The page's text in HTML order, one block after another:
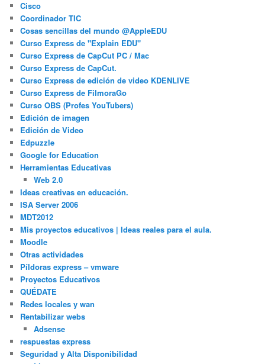
Cisco
Coordinador TIC
Cosas sencillas del mundo @AppleEDU
Curso Express de "Explain EDU"
Curso Express de CapCut PC / Mac
Curso Express de CapCut.
Curso Express de edición de video KDENLIVE
Curso Express de FilmoraGo
Curso OBS (Profes YouTubers)
Edición de imagen
Edición de Video
Edpuzzle
Google for Education
Herramientas Educativas
Web 2.0
Ideas creativas en educación.
ISA Server 2006
MDT2012
Mis proyectos educativos | Ideas reales para el aula.
Moodle
Otras actividades
Píldoras express – vmware
Proyectos Educativos
QUÉDATE
Redes locales y wan
Rentabilizar webs
Adsense
respuestas express
Seguridad y Alta Disponibilidad